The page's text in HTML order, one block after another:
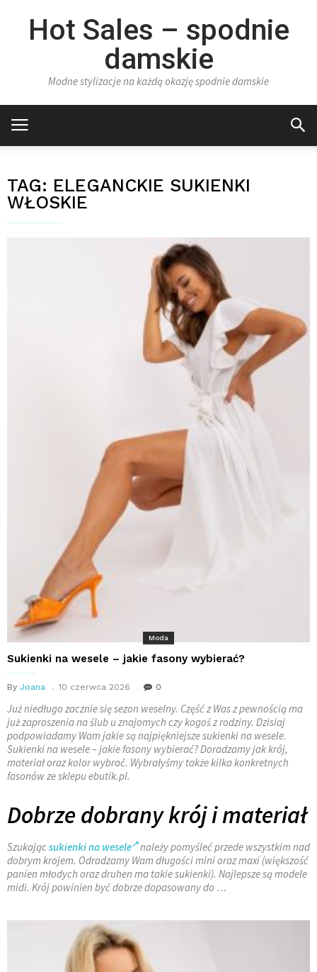
Hot Sales – spodnie
damskie
Modne stylizacje na każdą okazję spodnie damskie
TAG: ELEGANCKIE SUKIENKI
WŁOSKIE
Moda
Sukienki na wesele – jakie fasony wybierać?
By Joana 10 czerwca 2026 0
Już niedługo zacznie się sezon weselny. Część z Was z pewnością ma
już zaproszenia na ślub u znajomych czy kogoś z rodziny. Dzisiaj
podpowiadamy Wam jakie są najpiękniejsze sukienki na wesele.
Sukienki na wesele – jakie fasony wybierać? Doradzamy jak krój,
materiał oraz kolor wybrać. Wybrałyśmy także kilka konkretnych
fasonów ze sklepu ebutik.pl.
Dobrze dobrany krój i materiał
Szukając sukienki na wesele należy pomyśleć przede wszystkim nad
dobrym krojem. Odradzamy Wam długości mini oraz maxi (większość
panien młodych oraz druhen ma takie sukienki). Najlepsze są modele
midi. Krój powinien być dobrze dopasowany do …